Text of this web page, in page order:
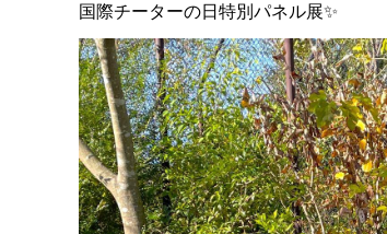
国際チーターの日特別パネル展✨